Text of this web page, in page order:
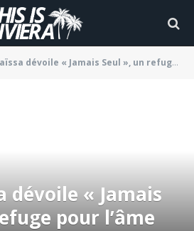
dévoile « Jamais Seul », un refuge pour l’âme
dévoile « Jamais
pour l’âme